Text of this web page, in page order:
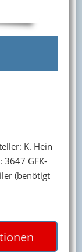
K. Hein
3647 GFK-
(benötigt